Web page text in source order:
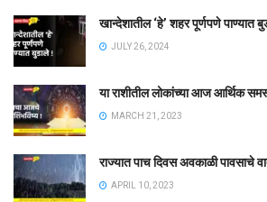
खान्देशातील ‘हे’ शहर पूर्णपणे पाण्यात
JULY 26, 2024
या राशीतील लोकांच्या आज आर्थिक
MARCH 21, 2023
राज्यात पाच दिवस अवकाळी पावसाचे
APRIL 10, 2023